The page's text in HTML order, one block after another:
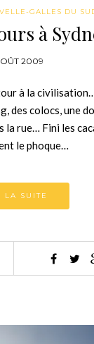
GALLES DU
à
2009
à la
des colocs, une
rue… Fini les
le phoque…
LA SUITE